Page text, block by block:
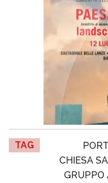
TAG
CHIESA
GRUPPO